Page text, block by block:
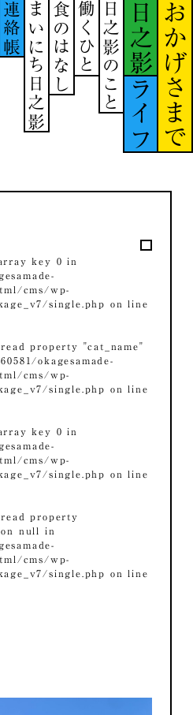
おかげさまで
日之影
ライフ
日之影のこと
働くひと
食のはなし
まいにち日之影
連絡帳
key 0 in
cms/wp-
single.php
on line
property "cat_name"
okagesamade-
cms/wp-
single.php
on line
key 0 in
cms/wp-
single.php
on line
property
on null in
cms/wp-
single.php
on line